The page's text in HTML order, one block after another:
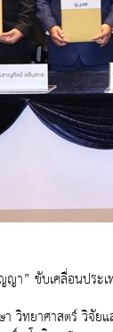
ญา” ขับเคลื่อนประ
วิทยาศาสตร์ วิจั